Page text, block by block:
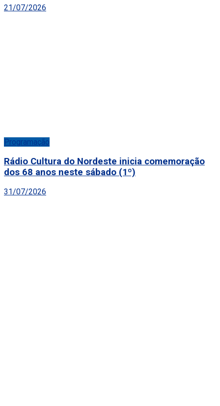
21/07/2026
Programação
Rádio Cultura do Nordeste inicia comemoração
dos 68 anos neste sábado (1º)
31/07/2026